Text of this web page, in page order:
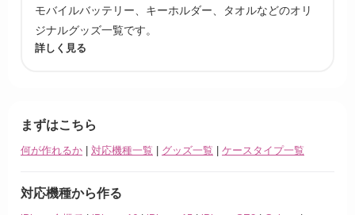
モバイルバッテリー、キーホルダー、タオルなどのオリ
ジナルグッズ一覧です。
詳しく見る
まずはこちら
何が作れるか | 対応機種一覧 | グッズ一覧 | ケースタイプ一覧
対応機種から作る